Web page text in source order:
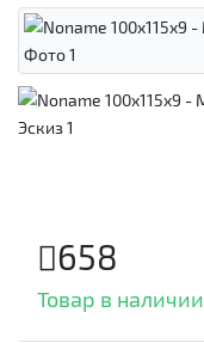
658
Товар в наличии